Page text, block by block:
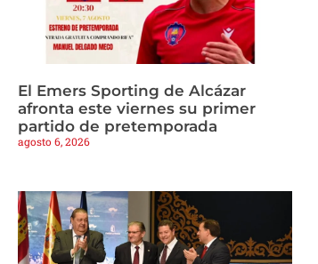
El Emers Sporting de Alcázar
afronta este viernes su primer
partido de pretemporada
agosto 6, 2026